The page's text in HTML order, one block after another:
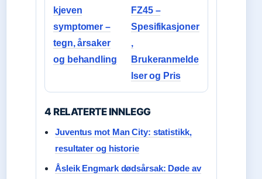
kjeven
symptomer –
tegn, årsaker
og behandling
FZ45 –
Spesifikasjoner
,
Brukeranmelde
lser og Pris
4 RELATERTE INNLEGG
Juventus mot Man City: statistikk,
resultater og historie
Åsleik Engmark dødsårsak: Døde av